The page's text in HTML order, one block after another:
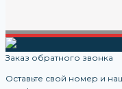
Заказ обратного звонка
Оставьте свой номер и